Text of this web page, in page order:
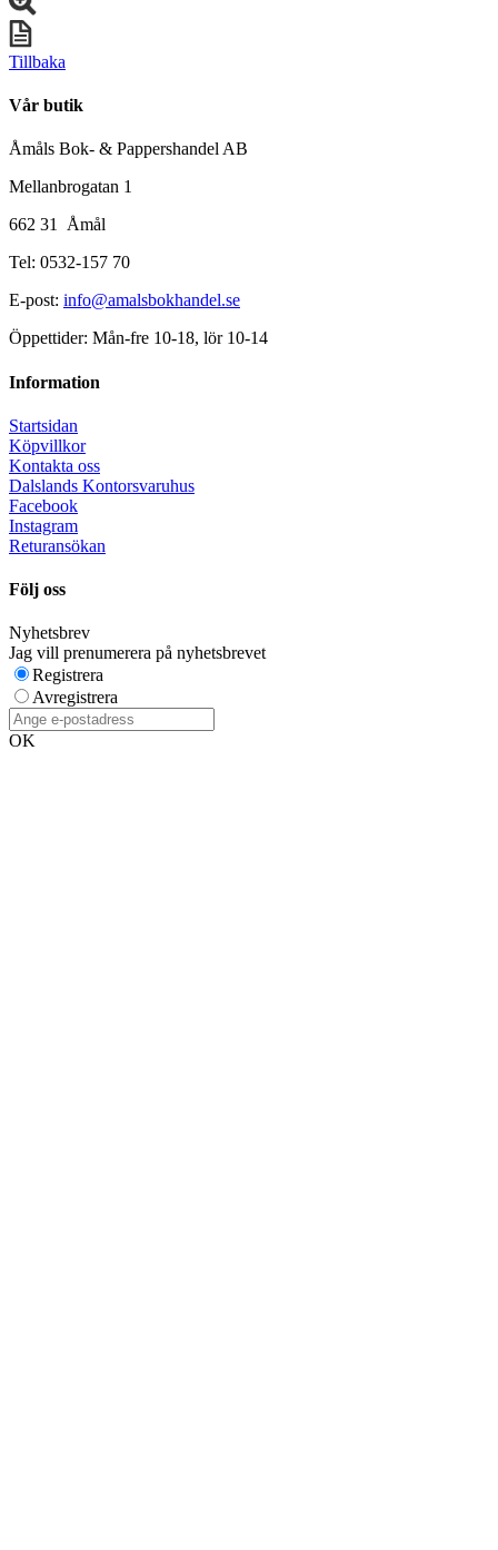
Tillbaka
Vår butik
Åmåls Bok- & Pappershandel AB
Mellanbrogatan 1
662 31 Åmål
Tel: 0532-157 70
E-post: info@amalsbokhandel.se
Öppettider: Mån-fre 10-18, lör 10-14
Information
Startsidan
Köpvillkor
Kontakta oss
Dalslands Kontorsvaruhus
Facebook
Instagram
Returansökan
Följ oss
Nyhetsbrev
Jag vill prenumerera på nyhetsbrevet
Registrera
Avregistrera
OK